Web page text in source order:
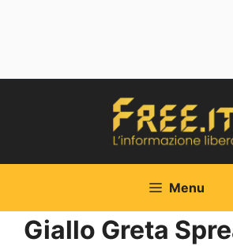
Menu
Giallo Greta